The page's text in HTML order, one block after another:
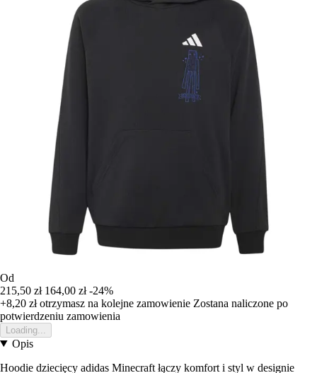
Od
215,50 zł 164,00 zł -24%
+8,20 złotrzymasz na kolejne zamowienie Zostana naliczone po
potwierdzeniu zamowienia
Loading...
Opis
Hoodie dziecięcy adidas Minecraft łączy komfort i styl w designie